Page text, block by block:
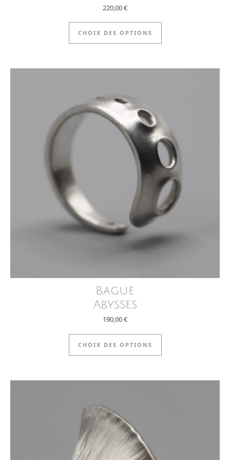
220,00€
CHOIX DES OPTIONS
Ce produit a
Bague
Abysses
190,00€
CHOIX DES OPTIONS
Ce produit a